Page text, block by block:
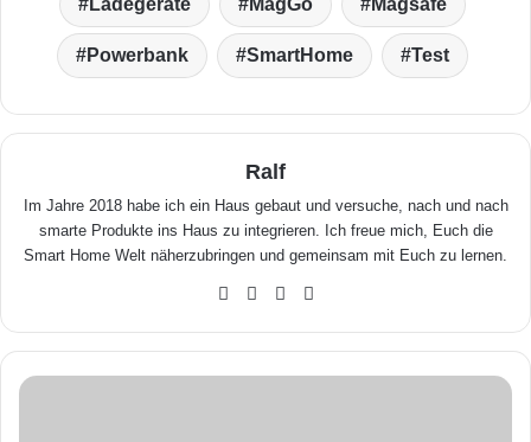
Ladegeräte MagGo Magsafe
Powerbank SmartHome Test
Ralf
Im Jahre 2018 habe ich ein Haus gebaut und versuche, nach und nach
smarte Produkte ins Haus zu integrieren. Ich freue mich, Euch die
Smart Home Welt näherzubringen und gemeinsam mit Euch zu lernen.
We
ite
Fa
ook
X
be
S